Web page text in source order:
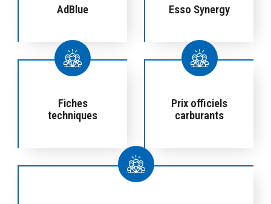
AdBlue Esso Synergy
Fiches
techniques
Prix officiels
carburants